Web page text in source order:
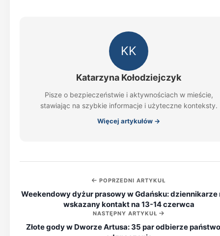
KK
Katarzyna Kołodziejczyk
Pisze o bezpieczeństwie i aktywnościach w mieście,
stawiając na szybkie informacje i użyteczne konteksty.
Więcej artykułów →
POPRZEDNI ARTYKUŁ
Weekendowy dyżur prasowy w Gdańsku: dziennikarze
wskazany kontakt na 13-14 czerwca
NASTĘPNY ARTYKUŁ
Złote gody w Dworze Artusa: 35 par odbierze